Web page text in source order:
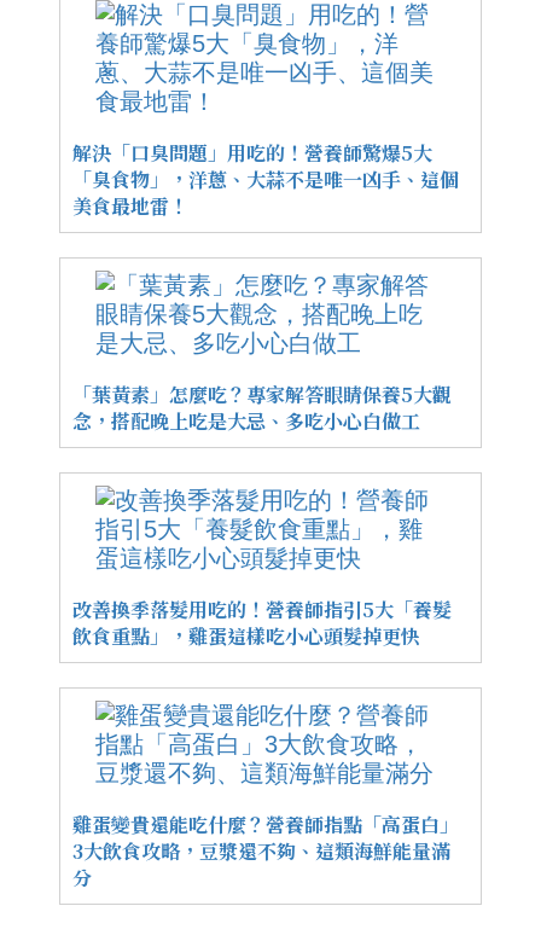
解決「口臭問題」用吃的！營養師驚爆5大
「臭食物」，洋蔥、大蒜不是唯一凶手、這個
美食最地雷！
「葉黃素」怎麼吃？專家解答眼睛保養5大觀
念，搭配晚上吃是大忌、多吃小心白做工
改善換季落髮用吃的！營養師指引5大「養髮
飲食重點」，雞蛋這樣吃小心頭髮掉更快
雞蛋變貴還能吃什麼？營養師指點「高蛋白」
3大飲食攻略，豆漿還不夠、這類海鮮能量滿
分